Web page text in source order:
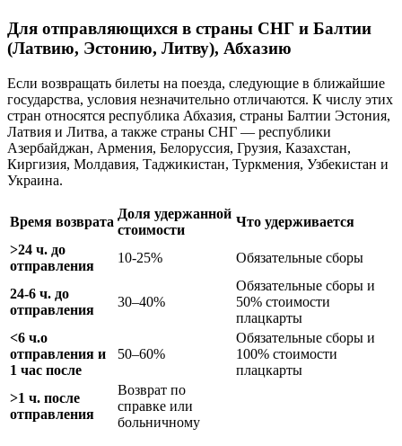
Для отправляющихся в страны СНГ и Балтии
(Латвию, Эстонию, Литву), Абхазию
Если возвращать билеты на поезда, следующие в ближайшие
государства, условия незначительно отличаются. К числу этих
стран относятся республика Абхазия, страны Балтии Эстония,
Латвия и Литва, а также страны СНГ — республики
Азербайджан, Армения, Белоруссия, Грузия, Казахстан,
Киргизия, Молдавия, Таджикистан, Туркмения, Узбекистан и
Украина.
Время возврата
Доля удержанной
стоимости
Что удерживается
>24 ч. до
отправления
10-25% Обязательные сборы
24-6 ч. до
отправления
30–40%
Обязательные сборы и
50% стоимости
плацкарты
<6 ч.о
отправления и
1 час после
50–60%
Обязательные сборы и
100% стоимости
плацкарты
>1 ч. после
отправления
Возврат по
справке или
больничному